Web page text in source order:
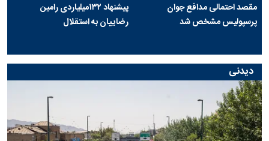
مقصد احتمالی مدافع جوان
پرسپولیس مشخص شد
پیشنهاد ۱۳۲میلیاردی رامین
رضاییان به استقلال
دیدنی